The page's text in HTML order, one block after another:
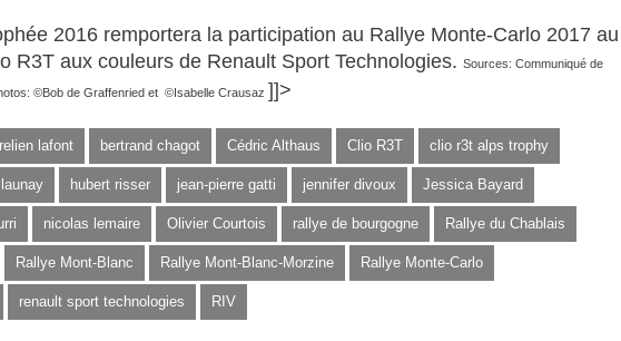
2016 remportera la participation au Rallye Monte-Carlo 2017 au
R3T aux couleurs de Renault Sport Technologies. Sources: Communiqué de
©Bob de Graffenried et ©Isabelle Crausaz ]]>
lafont bertrand chagot Cédric Althaus Clio R3T clio r3t alps trophy
hubert risser jean-pierre gatti jennifer divoux Jessica Bayard
nicolas lemaire Olivier Courtois rallye de bourgogne Rallye du Chablais
Rallye Mont-Blanc Rallye Mont-Blanc-Morzine Rallye Monte-Carlo
renault sport technologies RIV